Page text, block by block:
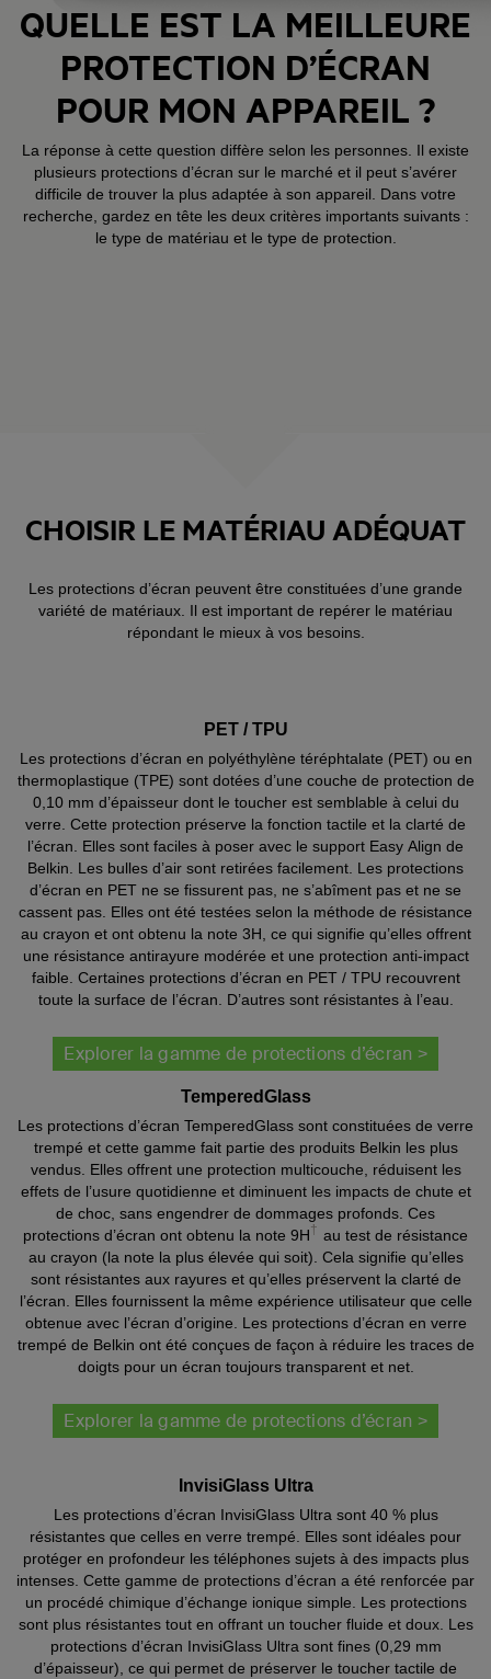
QUELLE EST LA MEILLEURE
PROTECTION D’ÉCRAN
POUR MON APPAREIL ?
La réponse à cette question diffère selon les personnes. Il existe
plusieurs protections d’écran sur le marché et il peut s’avérer
difficile de trouver la plus adaptée à son appareil. Dans votre
recherche, gardez en tête les deux critères importants suivants :
le type de matériau et le type de protection.
CHOISIR LE MATÉRIAU ADÉQUAT
Les protections d’écran peuvent être constituées d’une grande
variété de matériaux. Il est important de repérer le matériau
répondant le mieux à vos besoins.
PET / TPU
Les protections d’écran en polyéthylène téréphtalate (PET) ou en
thermoplastique (TPE) sont dotées d’une couche de protection de
0,10 mm d’épaisseur dont le toucher est semblable à celui du
verre. Cette protection préserve la fonction tactile et la clarté de
l’écran. Elles sont faciles à poser avec le support Easy Align de
Belkin. Les bulles d’air sont retirées facilement. Les protections
d’écran en PET ne se fissurent pas, ne s’abîment pas et ne se
cassent pas. Elles ont été testées selon la méthode de résistance
au crayon et ont obtenu la note 3H, ce qui signifie qu’elles offrent
une résistance antirayure modérée et une protection anti-impact
faible. Certaines protections d’écran en PET / TPU recouvrent
toute la surface de l’écran. D’autres sont résistantes à l’eau.
Explorer la gamme de protections d’écran >
TemperedGlass
Les protections d’écran TemperedGlass sont constituées de verre
trempé et cette gamme fait partie des produits Belkin les plus
vendus. Elles offrent une protection multicouche, réduisent les
effets de l’usure quotidienne et diminuent les impacts de chute et
de choc, sans engendrer de dommages profonds. Ces
protections d’écran ont obtenu la note 9H† au test de résistance
au crayon (la note la plus élevée qui soit). Cela signifie qu’elles
sont résistantes aux rayures et qu’elles préservent la clarté de
l’écran. Elles fournissent la même expérience utilisateur que celle
obtenue avec l’écran d’origine. Les protections d’écran en verre
trempé de Belkin ont été conçues de façon à réduire les traces de
doigts pour un écran toujours transparent et net.
Explorer la gamme de protections d’écran >
InvisiGlass Ultra
Les protections d’écran InvisiGlass Ultra sont 40 % plus
résistantes que celles en verre trempé. Elles sont idéales pour
protéger en profondeur les téléphones sujets à des impacts plus
intenses. Cette gamme de protections d’écran a été renforcée par
un procédé chimique d’échange ionique simple. Les protections
sont plus résistantes tout en offrant un toucher fluide et doux. Les
protections d’écran InvisiGlass Ultra sont fines (0,29 mm
d’épaisseur), ce qui permet de préserver le toucher tactile de